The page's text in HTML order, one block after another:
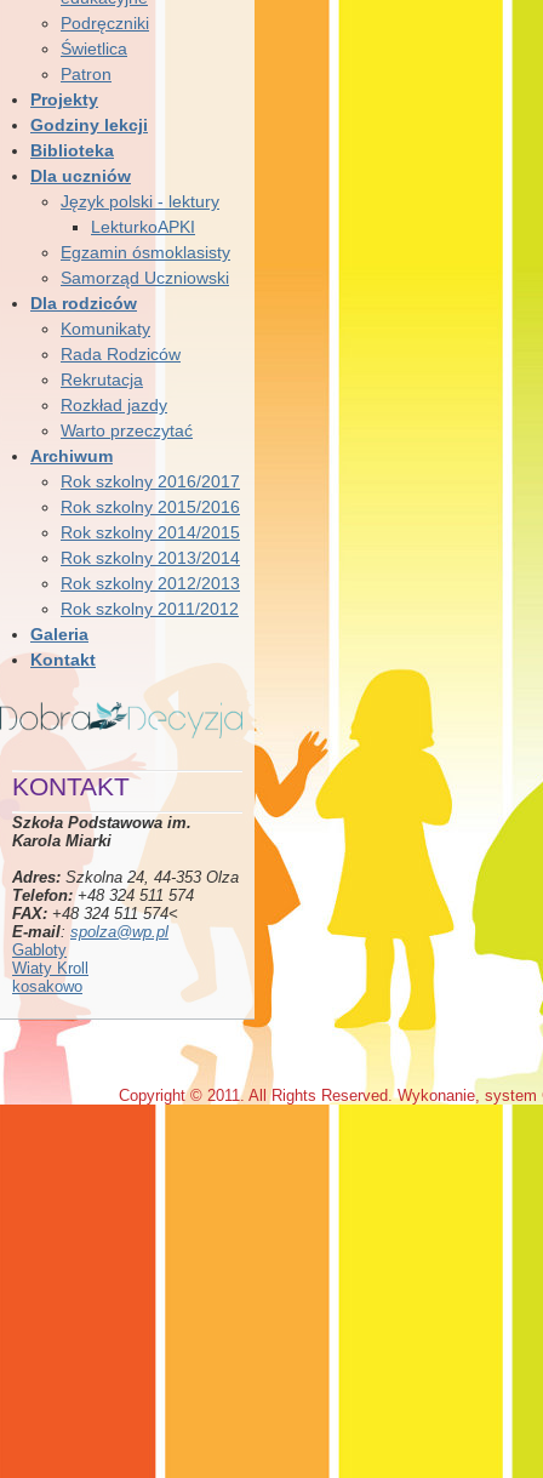
Podręczniki
Świetlica
Patron
Projekty
Godziny lekcji
Biblioteka
Dla uczniów
Język polski - lektury
LekturkoAPKI
Egzamin ósmoklasisty
Samorząd Uczniowski
Dla rodziców
Komunikaty
Rada Rodziców
Rekrutacja
Rozkład jazdy
Warto przeczytać
Archiwum
Rok szkolny 2016/2017
Rok szkolny 2015/2016
Rok szkolny 2014/2015
Rok szkolny 2013/2014
Rok szkolny 2012/2013
Rok szkolny 2011/2012
Galeria
Kontakt
KONTAKT
Szkoła Podstawowa im.
Karola Miarki
Adres: Szkolna 24, 44-353 Olza
Telefon:+48 324 511 574
FAX: +48 324 511 574<
E-mail: spolza@wp.pl
Gabloty
Wiaty Kroll
kosakowo
Copyright © 2011. All Rights Reserved. Wykonanie,